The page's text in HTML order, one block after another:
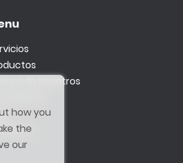
de Nosotros
how you
the
our